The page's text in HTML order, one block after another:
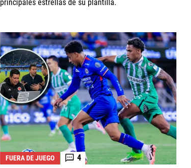
principales estrellas de su plantilla.
FUERA DE JUEGO 4